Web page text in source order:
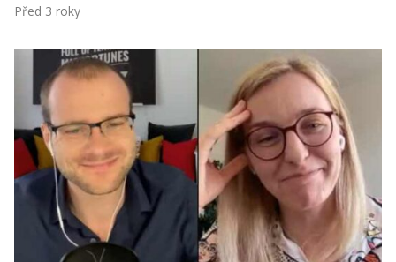
Před 3 roky